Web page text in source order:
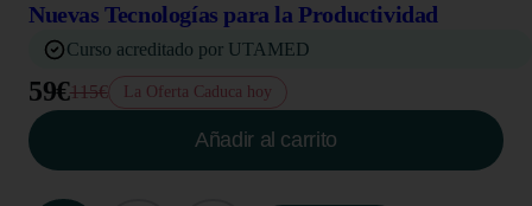
Nuevas Tecnologías para la Productividad
Curso acreditado por UTAMED
59€115€ La Oferta Caduca hoy
Añadir al carrito